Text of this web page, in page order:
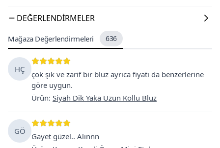
DEĞERLENDIRMELER
Mağaza Değerlendirmeleri 636
HÇ
çok şık ve zarif bir bluz ayrıca fiyatı da benzerlerine
göre uygun.
Ürün: Siyah Dik Yaka Uzun Kollu Bluz
GÖ
Gayet güzel.. Alınnn